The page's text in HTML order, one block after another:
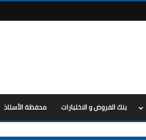
بنك الفروض و الاختبارات محفظة الأستاذ